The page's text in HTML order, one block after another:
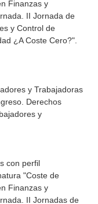
Finanzas y
II Jornada de
y Control de
¿A Coste Cero?".
y Trabajadoras
Derechos
y
con perfil
"Coste de
Finanzas y
II Jornadas de